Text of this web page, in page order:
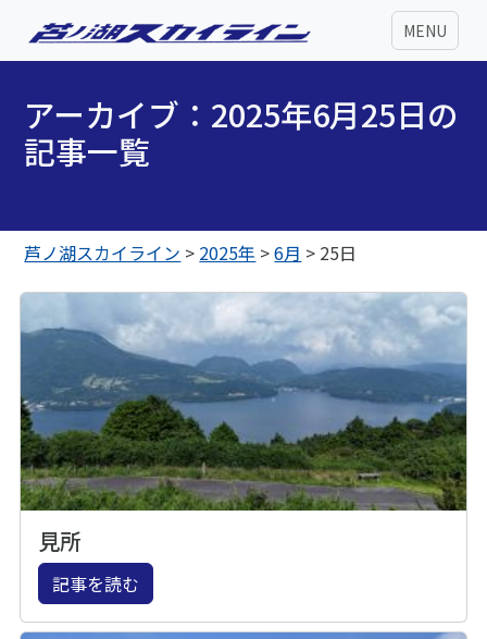
MENU
アーカイブ：2025年6月25日の
記事一覧
芦ノ湖スカイライン > 2025年 >6月 > 25日
見所
記事を読む